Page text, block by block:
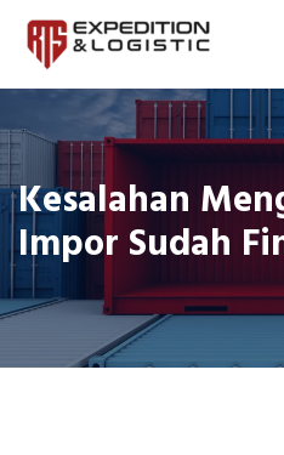
Kesalahan
Impor Sudah